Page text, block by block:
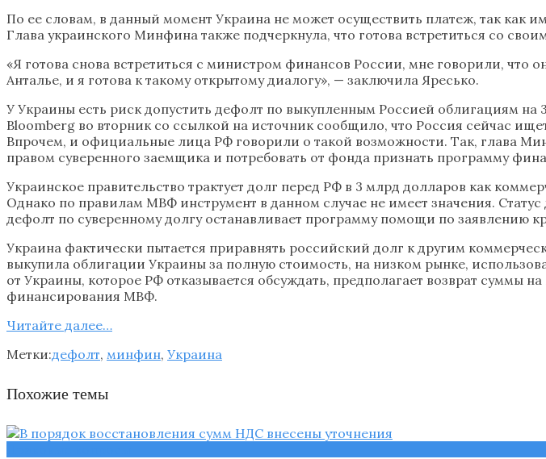
По ее словам, в данный момент Украина не может осуществить платеж, так
Глава украинского Минфина также подчеркнула, что готова встретиться со
«Я готова снова встретиться с министром финансов России, мне говорили, что
Анталье, и я готова к такому открытому диалогу», — заключила Яресько.
У Украины есть риск допустить дефолт по выкупленным Россией облигациям на
Bloomberg во вторник со ссылкой на источник сообщило, что Россия сейчас
Впрочем, и официальные лица РФ говорили о такой возможности. Так, глава
правом суверенного заемщика и потребовать от фонда признать программу
Украинское правительство трактует долг перед РФ в 3 млрд долларов как
Однако по правилам МВФ инструмент в данном случае не имеет значения.
дефолт по суверенному долгу останавливает программу помощи по заявлению
Украина фактически пытается приравнять российский долг к другим
выкупила облигации Украины за полную стоимость, на низком рынке,
от Украины, которое РФ отказывается обсуждать, предполагает возврат суммы
финансирования МВФ.
Читайте далее…
Метки:дефолт, минфин, Украина
Похожие темы